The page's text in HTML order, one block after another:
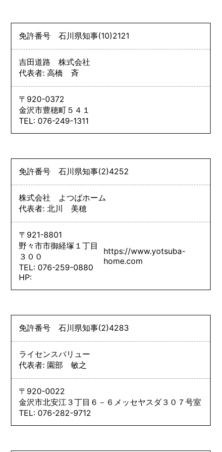
免許番号石川県知事(10)2121
吉田道路 株式会社
代表者: 高橋 斉
〒920-0372
金沢市豊穂町５４１
TEL: 076-249-1311
免許番号石川県知事(2)4252
株式会社 よつばホーム
代表者: 北川 美穂
〒921-8801
野々市市御経塚１丁目
３００
TEL: 076-259-0880
HP:
https://www.yotsuba-
home.com
免許番号石川県知事(2)4283
ライセンスバリュー
代表者: 園部 敏之
〒920-0022
金沢市北安江３丁目６－６メッセヤスダ３０７号室
TEL: 076-282-9712